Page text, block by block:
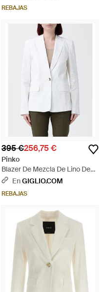
REBAJAS
395 €256,75 €
Pinko
Blazer De Mezcla De Lino De
Botonadura Sencilla - Blanco
EnGIGLIO.COM
REBAJAS